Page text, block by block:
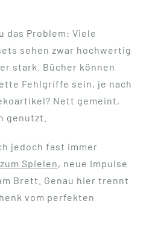
das Problem: Viele
sehen zwar hochwertig
stark. Bücher können
Fehlgriffe sein, je nach
Nett gemeint,
genutzt.
jedoch fast immer
Spielen, neue Impulse
Brett. Genau hier trennt
vom perfekten